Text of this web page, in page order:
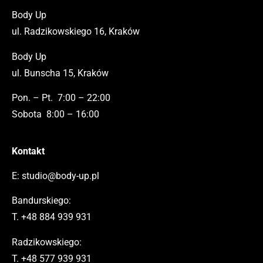
Body Up
ul. Radzikowskiego 16, Kraków
Body Up
ul. Bunscha 15, Kraków
Pon. – Pt. 7:00 – 22:00
Sobota 8:00 – 16:00
Kontakt
E: studio@body-up.pl
Bandurskiego:
T. +48 884 939 931
Radzikowskiego:
T. +48 577 939 931